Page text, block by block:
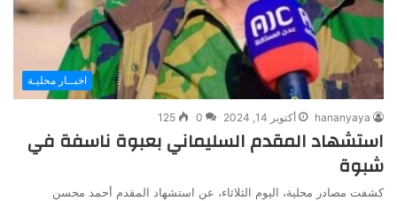
اخبــار محليـة
hananyaya أكتوبر 14, 2024 0
125
استشهاد المقدم السليماني بعبوة ناسفة في
شبوة
كشفت مصادر محلية، اليوم الثلاثاء، عن استشهاد المقدم أحمد محسن